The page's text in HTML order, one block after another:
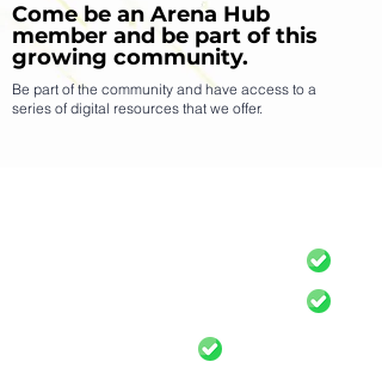
Come be an Arena Hub
member and be part of this
growing community.
Be part of the community and have access to a
series of digital resources that we offer.